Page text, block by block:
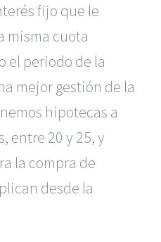
fijo que le
misma cuota
el periodo de la
mejor gestión de la
hipotecas a
entre 20 y 25, y
la compra de
desde la